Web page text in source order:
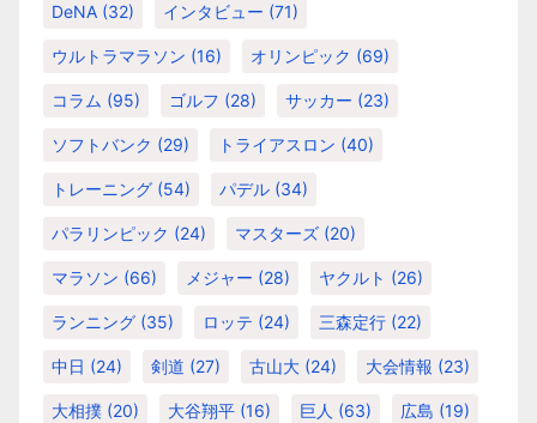
DeNA (32) インタビュー (71)
ウルトラマラソン (16) オリンピック (69)
コラム (95) ゴルフ (28) サッカー (23)
ソフトバンク (29) トライアスロン (40)
トレーニング (54) パデル (34)
パラリンピック (24) マスターズ (20)
マラソン (66) メジャー (28) ヤクルト (26)
ランニング (35) ロッテ (24) 三森定行 (22)
中日 (24) 剣道 (27) 古山大 (24) 大会情報 (23)
大相撲 (20) 大谷翔平 (16) 巨人 (63) 広島 (19)